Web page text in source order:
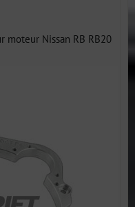
moteur Nissan RB RB20